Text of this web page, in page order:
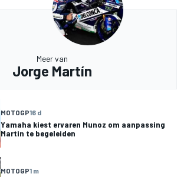
Meer van
Jorge Martín
MOTOGP16 d
Yamaha kiest ervaren Munoz om aanpassing
Martin te begeleiden
MOTOGP1 m